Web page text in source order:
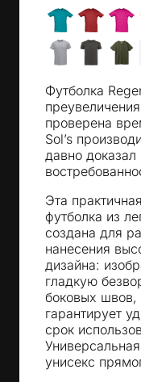
Футболка
проверена
Sol’s
давно
Эта
футболка из
создана для
нанесения
дизайна:
гладкую
боковых швов,
гарантирует
срок
унисекс